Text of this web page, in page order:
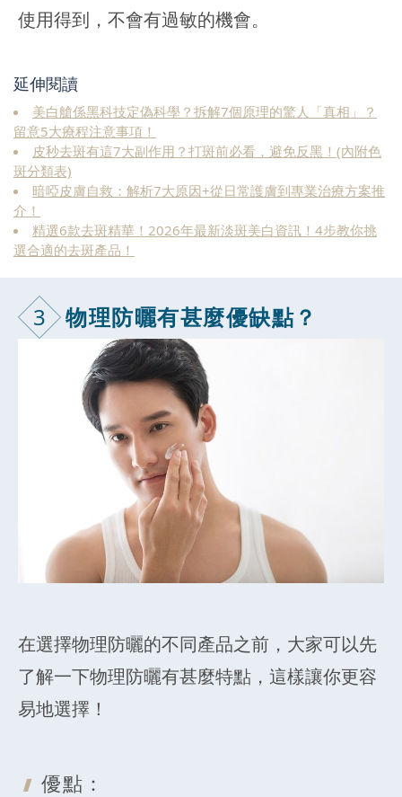
使用得到，不會有過敏的機會。
延伸閱讀
美白艙係黑科技定偽科學？拆解7個原理的驚人「真相」？
留意5大療程注意事項！
皮秒去斑有這7大副作用？打斑前必看，避免反黑！(內附色
斑分類表)
暗啞皮膚自救：解析7大原因+從日常護膚到專業治療方案推
介！
精選6款去斑精華！2026年最新淡斑美白資訊！4步教你挑
選合適的去斑產品！
3 物理防曬有甚麼優缺點？
在選擇物理防曬的不同產品之前，大家可以先
了解一下物理防曬有甚麼特點，這樣讓你更容
易地選擇！
優點：